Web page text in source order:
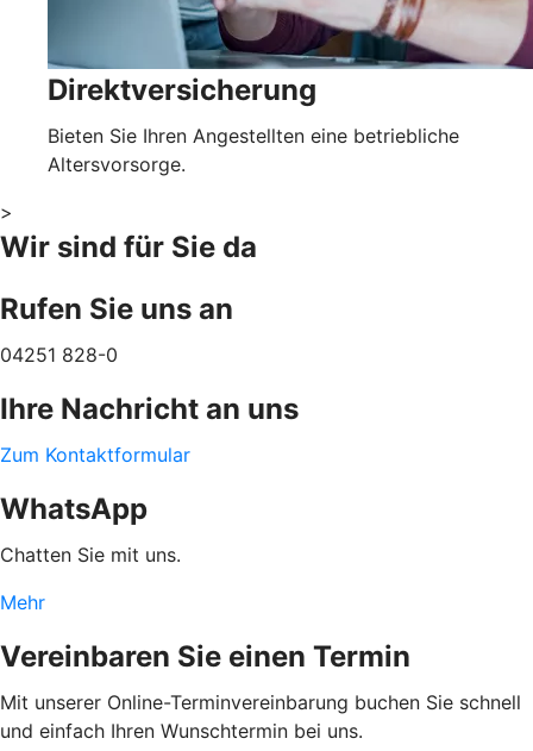
Direktversicherung
Bieten Sie Ihren Angestellten eine betriebliche
Altersvorsorge.
>
Wir sind für Sie da
Rufen Sie uns an
04251 828-0
Ihre Nachricht an uns
Zum Kontaktformular
WhatsApp
Chatten Sie mit uns.
Mehr
Vereinbaren Sie einen Termin
Mit unserer Online-Terminvereinbarung buchen Sie schnell
und einfach Ihren Wunschtermin bei uns.